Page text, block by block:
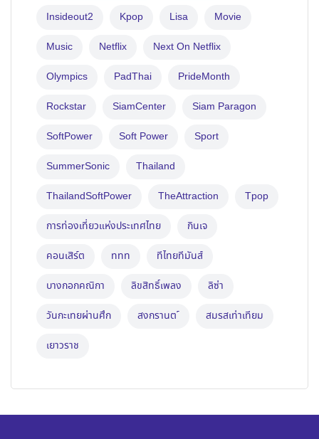
Insideout2 Kpop Lisa Movie
Music Netflix Next On Netflix
Olympics PadThai PrideMonth
Rockstar SiamCenter Siam Paragon
SoftPower Soft Power Sport
SummerSonic Thailand
ThailandSoftPower TheAttraction Tpop
การท่องเที่ยวแห่งประเทศไทย กินเจ
คอนเสิร์ต ททท ทีไทยทีมันส์
บางกอกคณิกา ลิขสิทธิ์เพลง ลิซ่า
วันกะเทยผ่านศึก สงกรานต ์ สมรสเท่าเทียม
เยาวราช